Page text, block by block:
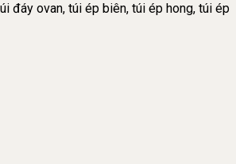
đáy ovan, túi ép biên, túi ép hong, túi ép